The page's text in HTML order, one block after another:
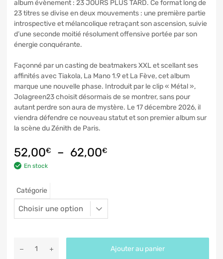
album évènement : 23 JOURS PLUS TARD. Ce format long de
23 titres se divise en deux mouvements : une première partie
introspective et mélancolique retraçant son ascension, suivie
d’une seconde moitié résolument offensive portée par son
énergie conquérante.
Façonné par un casting de beatmakers XXL et scellant ses
affinités avec Tiakola, La Mano 1.9 et La Fève, cet album
marque une nouvelle phase. Introduit par le clip « Métal »,
Jolagreen23 choisit désormais de se montrer, sans pour
autant perdre son aura de mystère. Le 17 décembre 2026, il
viendra défendre ce nouveau statut et son premier album sur
la scène du Zénith de Paris.
52,00€ – 62,00€
En stock
Catégorie
Ajouter au panier